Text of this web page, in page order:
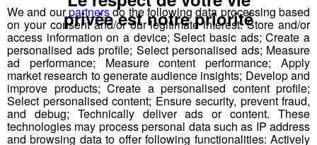
Les jeunes des établissements scolaires doivent
fabriquer un robot à partir d'un kit de pièces détachées
fourni par l'association organisatrice la compétition
"Robotique First France". Dans le cadre de TOP FAB, le
Groupe Mont Blanc Médias fait appel à4
établissements scolaires volontaires participant au
challenge en les associant à4 entreprises
We and ourpartnersdo the following data processing based
on your consent and/or our legitimate interest: Store and/or
access information on a device; Select basic ads; Create a
personalised ads profile; Select personalised ads; Measure
ad performance; Measure content performance; Apply
market research to generate audience insights; Develop and
improve products; Create a personalised content profile;
Select personalised content; Ensure security, prevent fraud,
and debug; Technically deliver ads or content. These
technologies may process personal data such as IP address
and browsing data to offer following functionalities: Actively
privée est notre priorité